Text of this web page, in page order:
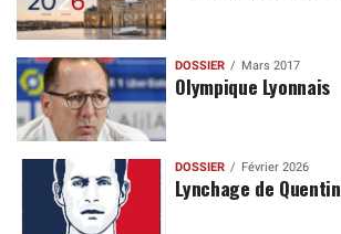
DOSSIER Mars 2017
Olympique Lyonnais
DOSSIER Février 2026
Lynchage de Quentin